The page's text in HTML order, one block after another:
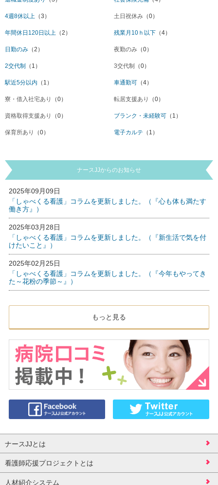
4週8休以上 （3） 土日祝休み （0）
年間休日120日以上 （2） 残業月10ｈ以下 （4）
日勤のみ （2） 夜勤のみ （0）
2交代制 （1） 3交代制 （0）
駅近5分以内 （1） 車通勤可 （4）
寮・借入社宅あり （0） 転居支援あり （0）
資格取得支援あり （0） ブランク・未経験可 （1）
保育所あり （0） 電子カルテ （1）
ナースJJからのお知らせ
2025年09月09日
「しゃべくる看護」コラムを更新しました。（『心も体も満たす
働き方』）
2025年03月28日
「しゃべくる看護」コラムを更新しました。（『新生活で気を付
けたいこと』）
2025年02月25日
「しゃべくる看護」コラムを更新しました。（『今年もやってき
た～花粉の季節～』）
もっと見る
ナースJJとは
看護師応援プロジェクトとは
人材紹介システム